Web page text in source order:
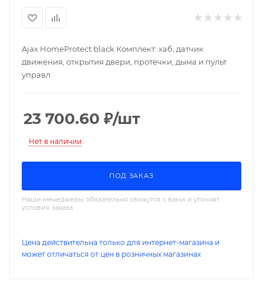
Ajax HomeProtect black Комплект: хаб, датчик
движения, открытия двери, протечки, дыма и пульт
управл
23 700.60 ₽/шт
Нет в наличии
ПОД ЗАКАЗ
Наши менеджеры обязательно свяжутся с вами и уточнят
условия заказа
Цена действительна только для интернет-магазина и
может отличаться от цен в розничных магазинах